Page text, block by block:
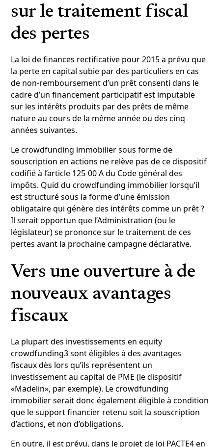
sur le traitement fiscal
des pertes
La loi de finances rectificative pour 2015 a prévu que
la perte en capital subie par des particuliers en cas
de non-remboursement d’un prêt consenti dans le
cadre d’un financement participatif est imputable
sur les intérêts produits par des prêts de même
nature au cours de la même année ou des cinq
années suivantes.
Le crowdfunding immobilier sous forme de
souscription en actions ne relève pas de ce dispositif
codifié à l’article 125-00 A du Code général des
impôts. Quid du crowdfunding immobilier lorsqu’il
est structuré sous la forme d’une émission
obligataire qui génère des intérêts comme un prêt ?
Il serait opportun que l’Administration (ou le
législateur) se prononce sur le traitement de ces
pertes avant la prochaine campagne déclarative.
Vers une ouverture à de
nouveaux avantages
fiscaux
La plupart des investissements en equity
crowdfunding3 sont éligibles à des avantages
fiscaux dès lors qu’ils représentent un
investissement au capital de PME (le dispositif
«Madelin», par exemple). Le crowdfunding
immobilier serait donc également éligible à condition
que le support financier retenu soit la souscription
d’actions, et non d’obligations.
En outre, il est prévu, dans le projet de loi PACTE4 en